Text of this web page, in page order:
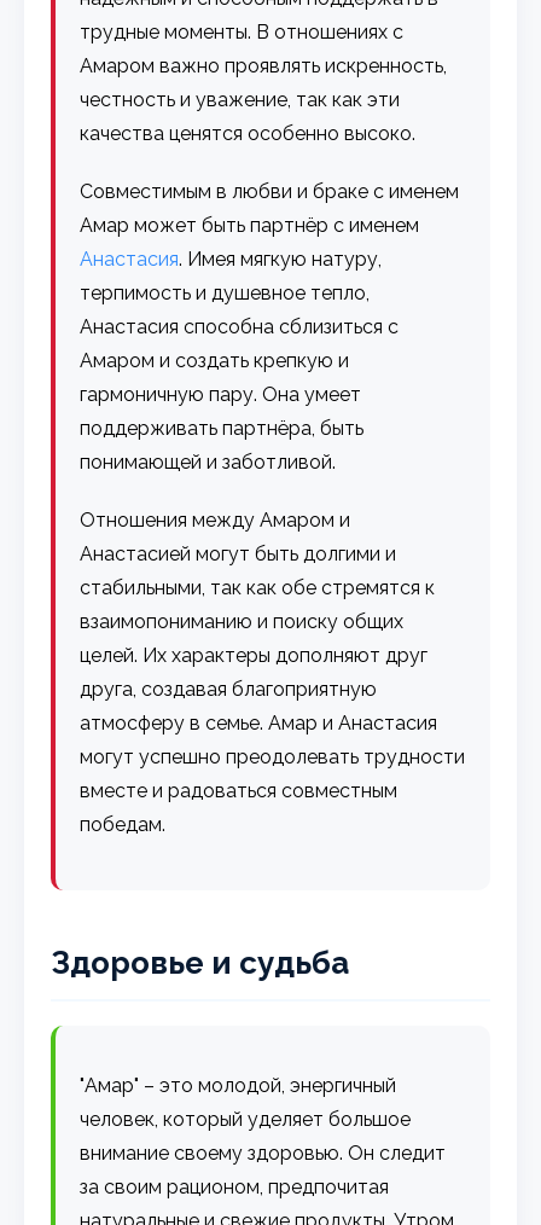
трудные моменты. В отношениях с
Амаром важно проявлять искренность,
честность и уважение, так как эти
качества ценятся особенно высоко.
Совместимым в любви и браке с именем
Амар может быть партнёр с именем
Анастасия. Имея мягкую натуру,
терпимость и душевное тепло,
Анастасия способна сблизиться с
Амаром и создать крепкую и
гармоничную пару. Она умеет
поддерживать партнёра, быть
понимающей и заботливой.
Отношения между Амаром и
Анастасией могут быть долгими и
стабильными, так как обе стремятся к
взаимопониманию и поиску общих
целей. Их характеры дополняют друг
друга, создавая благоприятную
атмосферу в семье. Амар и Анастасия
могут успешно преодолевать трудности
вместе и радоваться совместным
победам.
Здоровье и судьба
"Амар" – это молодой, энергичный
человек, который уделяет большое
внимание своему здоровью. Он следит
за своим рационом, предпочитая